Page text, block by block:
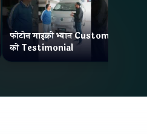
फोटोन माइक्रो भ्यान Customer
को Testimonial